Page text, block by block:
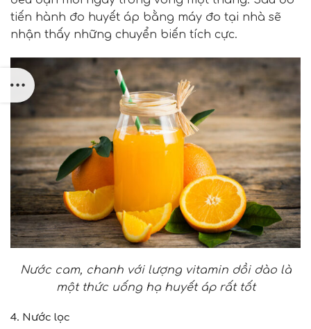
tiến hành đo huyết áp bằng máy đo tại nhà sẽ
nhận thấy những chuyển biến tích cực.
Nước cam, chanh với lượng vitamin dồi dào là
một thức uống hạ huyết áp rất tốt
4. Nước lọc